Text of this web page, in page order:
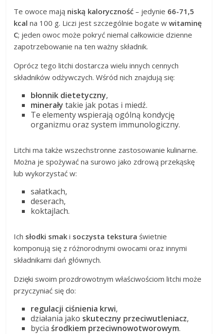
Te owoce mają niską kaloryczność – jedynie 66-71,5
kcal na 100 g. Liczi jest szczególnie bogate wwitaminę
C; jeden owoc może pokryć niemal całkowicie dzienne
zapotrzebowanie na ten ważny składnik.
Oprócz tego litchi dostarcza wielu innych cennych
składników odżywczych. Wśród nich znajdują się:
błonnik dietetyczny,
minerały takie jak potas i miedź.
Te elementy wspierają ogólną kondycję
organizmu oraz system immunologiczny.
Litchi ma także wszechstronne zastosowanie kulinarne.
Można je spożywać na surowo jako zdrową przekąskę
lub wykorzystać w:
sałatkach,
deserach,
koktajlach.
Ich słodki smak i soczysta tekstura świetnie
komponują się z różnorodnymi owocami oraz innymi
składnikami dań głównych.
Dzięki swoim prozdrowotnym właściwościom litchi może
przyczyniać się do:
regulacji ciśnienia krwi,
działania jako skuteczny przeciwutleniacz,
byciaśrodkiem przeciwnowotworowym.